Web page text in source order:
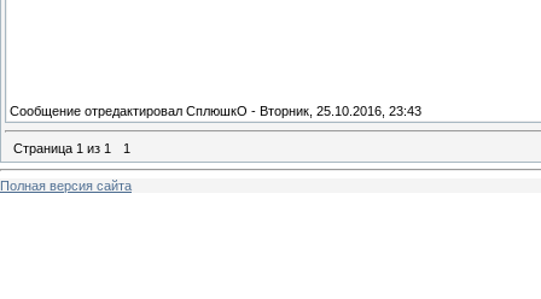
Сообщение отредактировал СплюшкО - Вторник, 25.10.2016, 23:43
Страница 1 из 1 1
Полная версия сайта